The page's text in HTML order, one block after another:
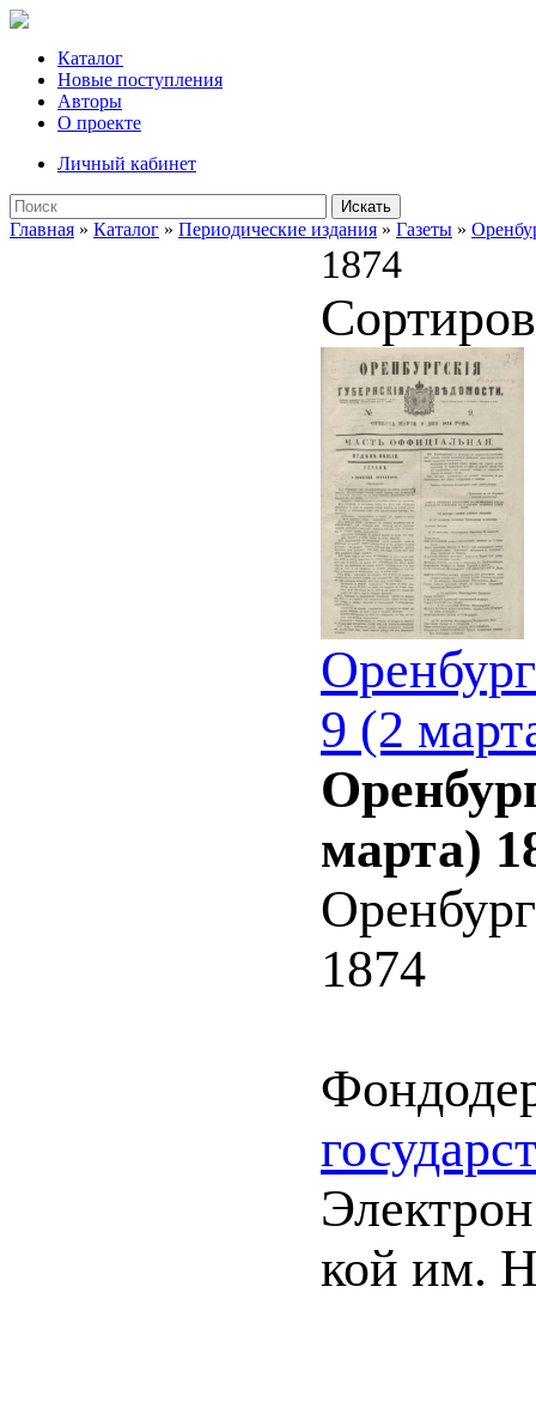
Каталог
Новые поступления
Авторы
О проекте
Личный кабинет
Искать
Главная » Каталог » Периодические издания » Газеты »
1874
9 (2
марта)
1874
кой им.